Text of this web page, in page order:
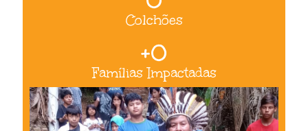
Colchões
Famílias Impactadas
+0